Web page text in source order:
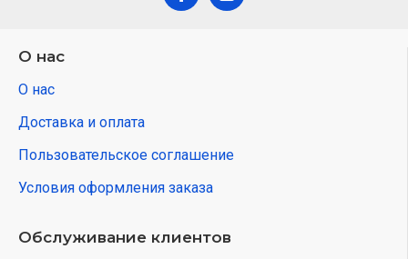
О нас
О нас
Доставка и оплата
Пользовательское соглашение
Условия оформления заказа
Обслуживание клиентов